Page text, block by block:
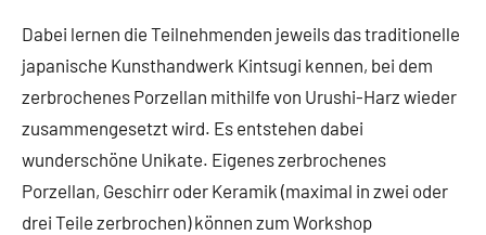
Dabei lernen die Teilnehmenden jeweils das traditionelle
japanische Kunsthandwerk Kintsugi kennen, bei dem
zerbrochenes Porzellan mithilfe von Urushi-Harz wieder
zusammengesetzt wird. Es entstehen dabei
wunderschöne Unikate. Eigenes zerbrochenes
Porzellan, Geschirr oder Keramik (maximal in zwei oder
drei Teile zerbrochen) können zum Workshop